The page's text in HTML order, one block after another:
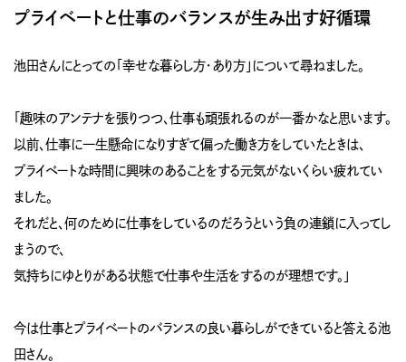
プライベートと仕事のバランスが生み出す好循環
池田さんにとっての「幸せな暮らし方・あり方」について尋ねました。
「趣味のアンテナを張りつつ、仕事も頑張れるのが一番かなと思います。
以前、仕事に一生懸命になりすぎて偏った働き方をしていたときは、
プライベートな時間に興味のあることをする元気がないくらい疲れてい
ました。
それだと、何のために仕事をしているのだろうという負の連鎖に入ってし
まうので、
気持ちにゆとりがある状態で仕事や生活をするのが理想です。」
今は仕事とプライベートのバランスの良い暮らしができていると答える池
田さん。